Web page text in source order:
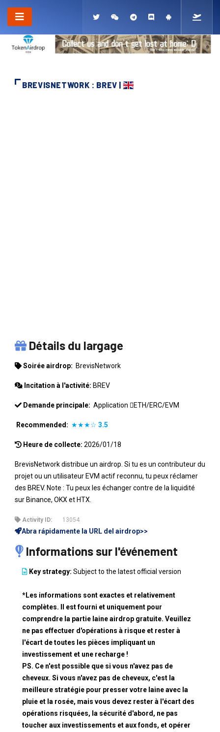
BREVISNETWORK : BREV |
Détails du largage
Soirée airdrop: BrevisNetwork
Incitation à l'activité: BREV
Demande principale: Application ETH/ERC/EVM
Recommended: ★★★☆ 3.5
Heure de collecte: 2026/01/18
BrevisNetwork distribue un airdrop. Si tu es un contributeur du
projet ou un utilisateur EVM actif reconnu, tu peux réclamer
des BREV. Note : Tu peux les échanger contre de la liquidité
sur Binance, OKX et HTX.
Activity ID: 13054
Abra rápidamente la URL del airdrop>>
Informations sur l'événement
Key strategy: Subject to the latest official version
*Les informations sont exactes et relativement
complètes. Il est fourni et uniquement pour
comprendre la partie laine airdrop gratuite. Veuillez
ne pas effectuer d'opérations à risque et rester à
l'écart de toutes les pièces impliquant un
investissement et une recharge !
PS. Ce n'est possible que si vous n'avez pas de
cheveux. Si vous n'avez pas de cheveux, c'est la
meilleure stratégie pour presser votre laine avec la
pluie et la rosée, mais vous devez rester à l'écart des
opérations risquées, la sécurité d'abord, ne pas
toucher aux investissements et aux fonds, et opérer